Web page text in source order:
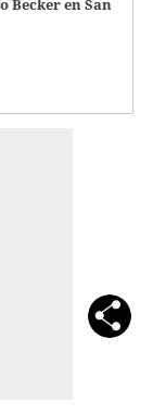
Becker en San